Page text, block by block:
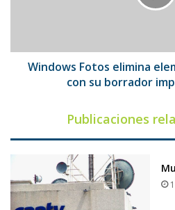
borrador
impulsado
Windows Fotos elimina
con su borrador
Publicaciones